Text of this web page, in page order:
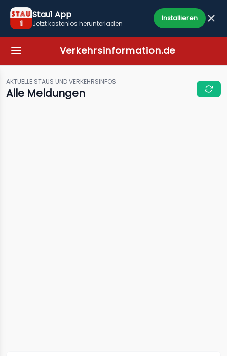
Stau1 App
Jetzt kostenlos herunterladen
Installieren
Verkehrsinformation.de
AKTUELLE STAUS UND VERKEHRSINFOS
Alle Meldungen